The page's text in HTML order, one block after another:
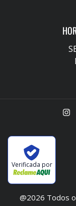
Verificada por
@2026 Todos